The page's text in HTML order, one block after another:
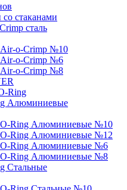
стаканами
сталь
o-Crimp №10
o-Crimp №6
o-Crimp №8
Ring
Алюминиевые
Ring Алюминиевые №10
Ring Алюминиевые №12
Ring Алюминиевые №6
Ring Алюминиевые №8
Стальные